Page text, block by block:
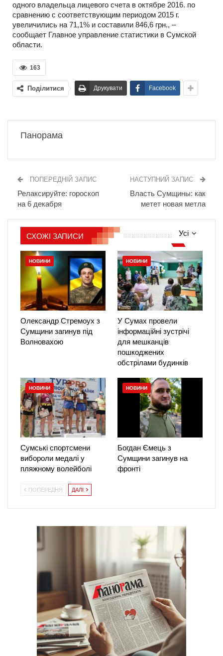
одного владельца лицевого счета в октябре 2016. по
сравнению с соответствующим периодом 2015 г.
увеличились на 71,1% и составили 846,6 грн., –
сообщает Главное управление статистики в Сумской
области.
163
Поділитися Друкувати Facebook
Панорама
ПОПЕРЕДНІЙ ЗАПИС
Релаксируйте: гороскоп
на 6 декабря
НАСТУПНИЙ ЗАПИС
Власть Сумщины: как
метет новая метла
Усі
СХОЖІ ЗАПИСИ
НОВИНИ
Олександр Стремоух з
Сумщини загинув під
Волновахою
НОВИНИ
У Сумах провели
інформаційні зустрічі
для мешканців
пошкоджених
обстрілами будинків
НОВИНИ
Сумські спортсмени
вибороли медалі у
пляжному волейболі
НОВИНИ
Богдан Ємець з
Сумщини загинув на
фронті
ПОПЕРЕДНЯ ДАЛІ